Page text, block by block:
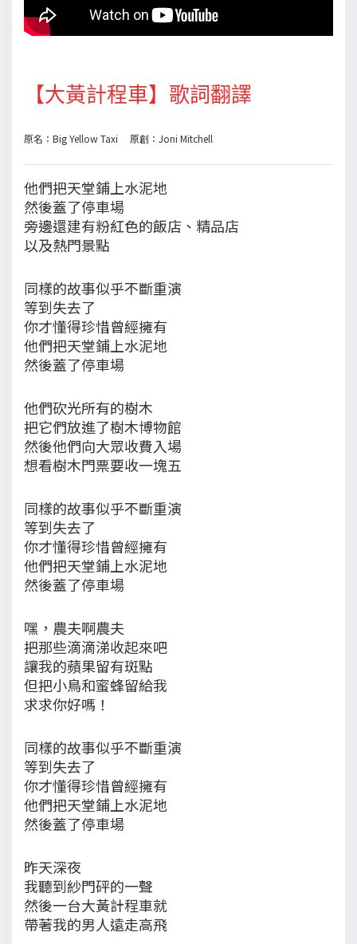
【大黃計程車】歌詞翻譯
原名：Big Yellow Taxi 原創：Joni Mitchell
他們把天堂鋪上水泥地
然後蓋了停車場
旁邊還建有粉紅色的飯店、精品店
以及熱門景點
同樣的故事似乎不斷重演
等到失去了
你才懂得珍惜曾經擁有
他們把天堂鋪上水泥地
然後蓋了停車場
他們砍光所有的樹木
把它們放進了樹木博物館
然後他們向大眾收費入場
想看樹木門票要收一塊五
同樣的故事似乎不斷重演
等到失去了
你才懂得珍惜曾經擁有
他們把天堂鋪上水泥地
然後蓋了停車場
嘿，農夫啊農夫
把那些滴滴涕收起來吧
讓我的蘋果留有斑點
但把小鳥和蜜蜂留給我
求求你好嗎！
同樣的故事似乎不斷重演
等到失去了
你才懂得珍惜曾經擁有
他們把天堂鋪上水泥地
然後蓋了停車場
昨天深夜
我聽到紗門砰的一聲
然後一台大黃計程車就
帶著我的男人遠走高飛